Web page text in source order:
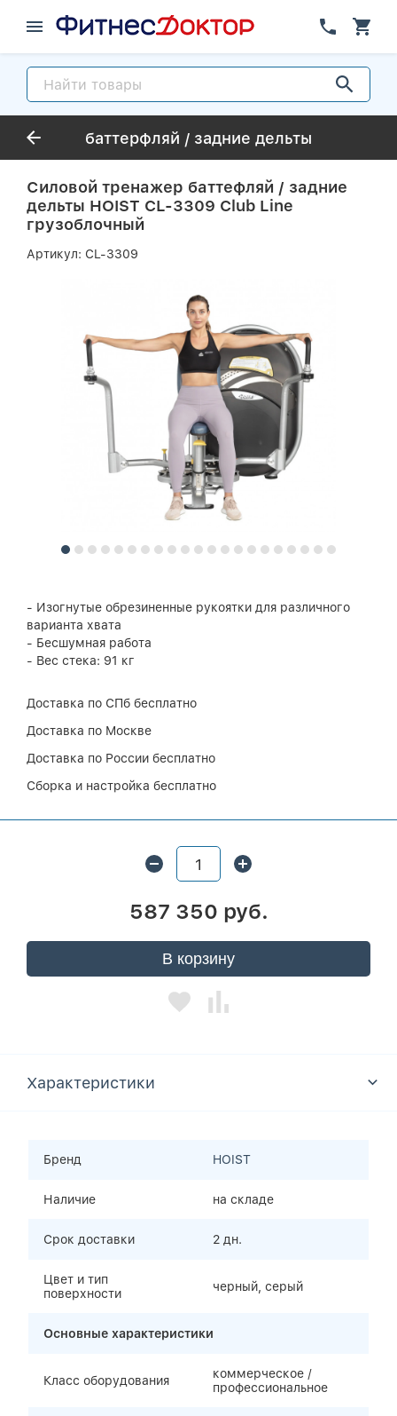
баттерфляй / задние дельты
Силовой тренажер баттефляй / задние
дельты HOIST CL-3309 Club Line
грузоблочный
Артикул: CL-3309
- Изогнутые обрезиненные рукоятки для различного
варианта хвата
- Бесшумная работа
- Вес стека: 91 кг
Доставка по СПб бесплатно
Доставка по Москве
Доставка по России бесплатно
Сборка и настройка бесплатно
587 350 руб.
В корзину
Характеристики
Бренд HOIST
Наличие на складе
Срок доставки 2 дн.
Цвет и тип
поверхности
черный, серый
Основные характеристики
Класс оборудования
коммерческое /
профессиональное